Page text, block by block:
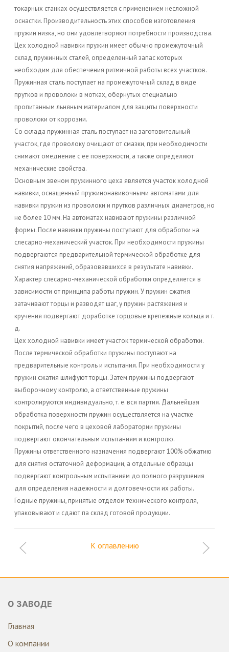
токарных станках осуществляется с применением несложной
оснастки. Производительность этих способов изготовления
пружин низка, но они удовлетворяют потребности производства.
Цех холодной навивки пружин имеет обычно промежуточный
склад пружинных сталей, определенный запас которых
необходим для обеспечения ритмичной работы всех участков.
Пружинная сталь поступает на промежуточный склад в виде
прутков и проволоки в мотках, обернутых специально
пропитанным льняным материалом для защиты поверхности
проволоки от коррозии.
Со склада пружинная сталь поступает на заготовительный
участок, где проволоку очищают от смазки, при необходимости
снимают омеднение с ее поверхности, а также определяют
механические свойства.
Основным звеном пружинного цеха является участок холодной
навивки, оснащенный пружинонавивочными автоматами для
навивки пружин из проволоки и прутков различных диаметров, но
не более 10 мм. На автоматах навивают пружины различной
формы. После навивки пружины поступают для обработки на
слесарно-механический участок. При необходимости пружины
подвергаются предварительной термической обработке для
снятия напряжений, образовавшихся в результате навивки.
Характер слесарно-механической обработки определяется в
зависимости от принципа работы пружин. У пружин сжатия
затачивают торцы и разводят шаг, у пружин растяжения и
кручения подвергают доработке торцовые крепежные кольца и т.
д.
Цех холодной навивки имеет участок термической обработки.
После термической обработки пружины поступают на
предварительные контроль и испытания. При необходимости у
пружин сжатия шлифуют торцы. Затем пружины подвергают
выборочному контролю, а ответственные пружины
контролируются индивидуально, т. е. вся партия. Дальнейшая
обработка поверхности пружин осуществляется на участке
покрытий, после чего в цеховой лаборатории пружины
подвергают окончательным испытаниям и контролю.
Пружины ответственного назначения подвергают 100% обжатию
для снятия остаточной деформации, а отдельные образцы
подвергают контрольным испытаниям до полного разрушения
для определения надежности и долговечности их работы.
Годные пружины, принятые отделом технического контроля,
упаковывают и сдают па склад готовой продукции.
К оглавлению
О ЗАВОДЕ
Главная
О компании